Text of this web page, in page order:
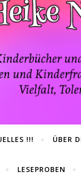
!!! ÜBER
LESEPROBEN